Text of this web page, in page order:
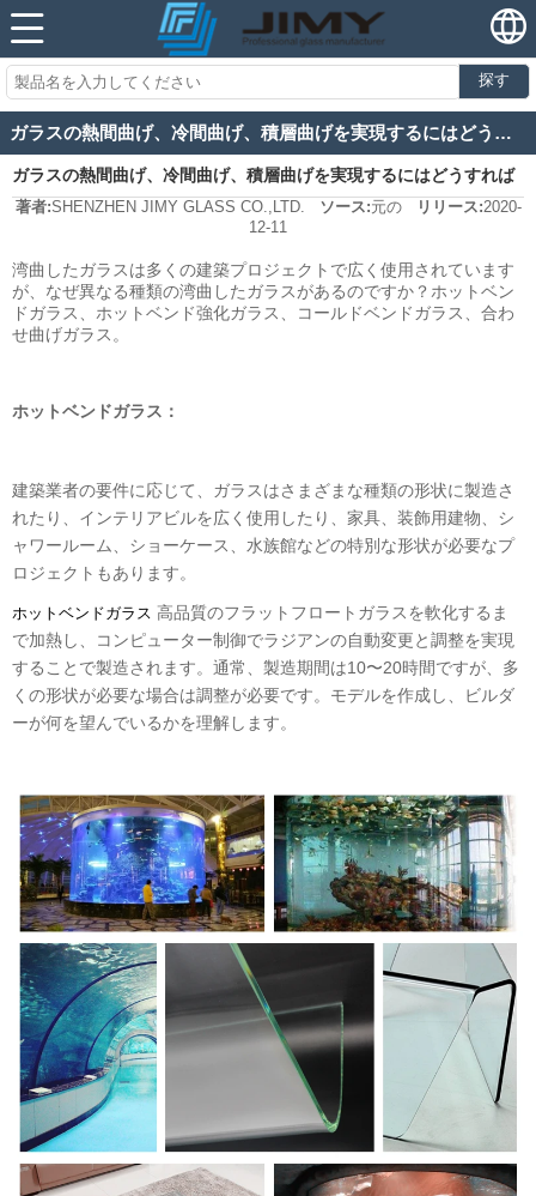
探す
ガラスの熱間曲げ、冷間曲げ、積層曲げを実現するにはどうすればよいですか？
ガラスの熱間曲げ、冷間曲げ、積層曲げを実現するにはどうすれば
よいですか？
著者:SHENZHEN JIMY GLASS CO.,LTD. ソース:元の リリース:2020-
12-11
湾曲したガラスは多くの建築プロジェクトで広く使用されています
が、なぜ異なる種類の湾曲したガラスがあるのですか？ホットベン
ドガラス、ホットベンド強化ガラス、コールドベンドガラス、合わ
せ曲げガラス。
ホットベンドガラス：
建築業者の要件に応じて、ガラスはさまざまな種類の形状に製造さ
れたり、インテリアビルを広く使用したり、家具、装飾用建物、シ
ャワールーム、ショーケース、水族館などの特別な形状が必要なプ
ロジェクトもあります。
ホットベンドガラス 高品質のフラットフロートガラスを軟化するま
で加熱し、コンピューター制御でラジアンの自動変更と調整を実現
することで製造されます。通常、製造期間は10〜20時間ですが、多
くの形状が必要な場合は調整が必要です。モデルを作成し、ビルダ
ーが何を望んでいるかを理解します。